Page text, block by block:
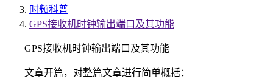
时频科普
GPS接收机时钟输出端口及其功能
GPS接收机时钟输出端口及其功能
文章开篇，对整篇文章进行简单概括：